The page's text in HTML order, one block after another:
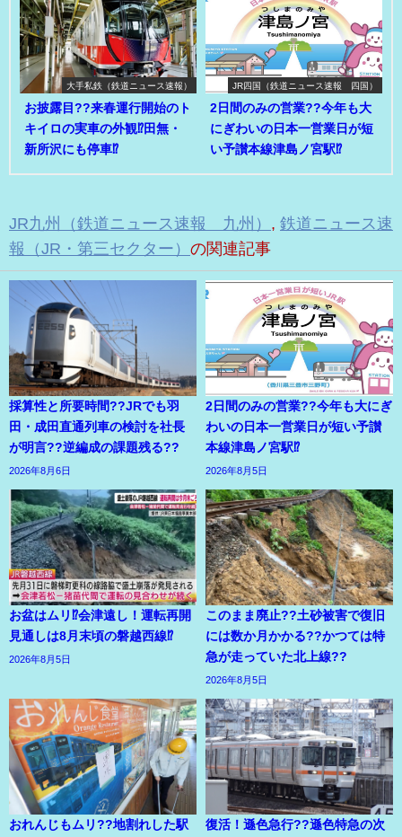
大手私鉄（鉄道ニュース速報）
お披露目??来春運行開始のト
キイロの実車の外観⁉田無・
新所沢にも停車⁉
JR四国（鉄道ニュース速報 四国）
2日間のみの営業??今年も大
にぎわいの日本一営業日が短
い予讃本線津島ノ宮駅⁉
JR九州（鉄道ニュース速報 九州） , 鉄道ニュース速
報（JR・第三セクター） の関連記事
採算性と所要時間??JRでも羽
田・成田直通列車の検討を社長
が明言??逆編成の課題残る??
2026年8月6日
2日間のみの営業??今年も大にぎ
わいの日本一営業日が短い予讃
本線津島ノ宮駅⁉
2026年8月5日
お盆はムリ⁉会津遠し！運転再開
見通しは8月末頃の磐越西線⁉
2026年8月5日
このまま廃止??土砂被害で復旧
には数か月かかる??かつては特
急が走っていた北上線??
2026年8月5日
おれんじもムリ??地割れした駅 復活！遜色急行??遜色特急の次